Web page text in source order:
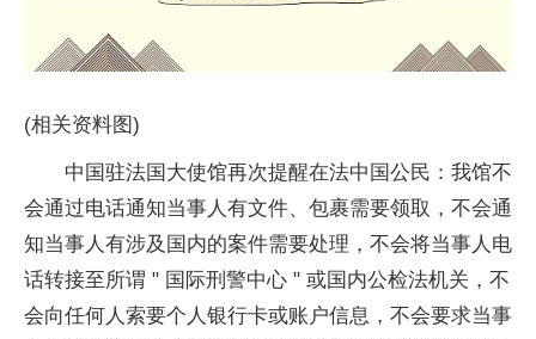
(相关资料图)
中国驻法国大使馆再次提醒在法中国公民：我馆不
会通过电话通知当事人有文件、包裹需要领取，不会通
知当事人有涉及国内的案件需要处理，不会将当事人电
话转接至所谓 " 国际刑警中心 " 或国内公检法机关，不
会向任何人索要个人银行卡或账户信息，不会要求当事